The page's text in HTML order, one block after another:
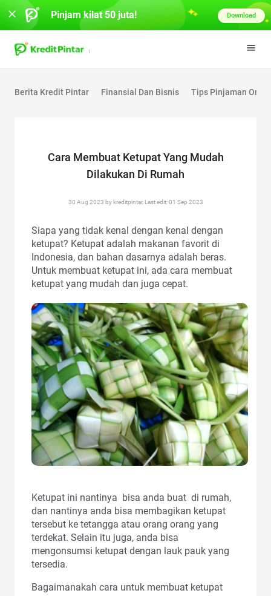
Berita Kredit Pintar Finansial Dan Bisnis Tips Pinjaman
Cara Membuat Ketupat Yang Mudah
Dilakukan Di Rumah
30 Aug 2023 by kreditpintar, Last edit: 01 Sep 2023
Siapa yang tidak kenal dengan kenal dengan
ketupat? Ketupat adalah makanan favorit di
Indonesia, dan bahan dasarnya adalah beras.
Untuk membuat ketupat ini, ada cara membuat
ketupat yang mudah dan juga cepat.
Ketupat ini nantinya bisa anda buat di rumah,
dan nantinya anda bisa membagikan ketupat
tersebut ke tetangga atau orang orang yang
terdekat. Selain itu juga, anda bisa
mengonsumsi ketupat dengan lauk pauk yang
tersedia.
Bagaimanakah cara untuk membuat ketupat
Pinjam kilat 50 juta! Download